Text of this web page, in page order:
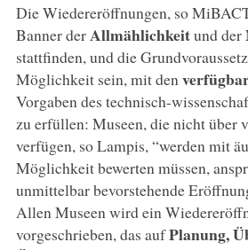
Die Wiedereröffnungen, so
Banner derAllmählichkeitund der
stattfinden, und die
Möglichkeit sein, mit den
Vorgaben des technisch-
zu erfüllen: Museen, die nicht über
verfügen, so Lampis, “werden mit
Möglichkeit bewerten müssen,
unmittelbar bevorstehende
Allen Museen wird ein
vorgeschrieben, das aufPlanung,